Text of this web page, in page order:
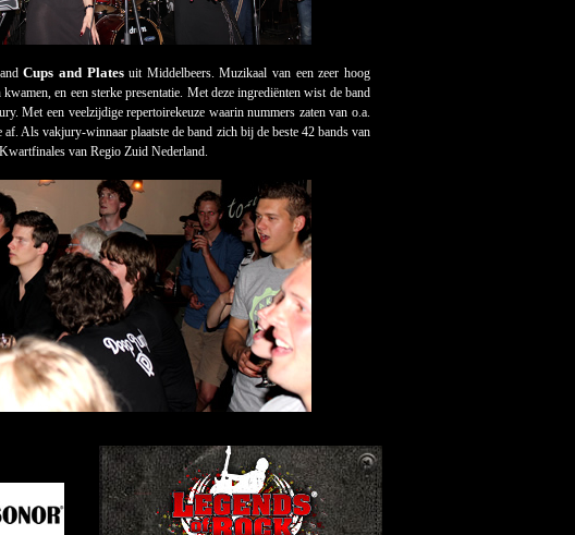
Cups and Platesuit Middelbeers. Muzikaal van een zeer hoog
en een sterke presentatie. Met deze ingrediënten wist de band
Met een veelzijdige repertoirekeuze waarin nummers zaten van o.a.
Als vakjury-winnaar plaatste de band zich bij de beste 42 bands van
van Regio Zuid Nederland.